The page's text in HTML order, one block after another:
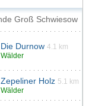
Groß Schwiesow
Die Durnow 4.1 km
Wälder
Zepeliner Holz 5.1 km
Wälder